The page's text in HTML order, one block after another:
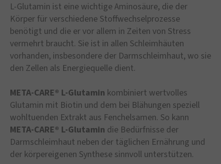
L-Glutamin ist eine wichtige Aminosäure, die der
Körper für verschiedene Stoffwechselprozesse
benötigt und die er vor allem in Zeiten von Stress
vermehrt braucht. Sie ist in allen Schleimhäuten
vorhanden, insbesondere der Darmschleimhaut, wo sie
den Zellen als Energiequelle dient.
META-CARE® L-Glutamin kombiniert wertvolles
Glutamin mit Biotin und dem bei Blähungen speziell
wohltuenden Extrakt aus Fenchelsamen. So kann
META-CARE® L-Glutamin die Bedürfnisse der
Darmschleimhaut neben der täglichen Ernährung und
der körpereigenen Synthese sinnvoll unterstützen.